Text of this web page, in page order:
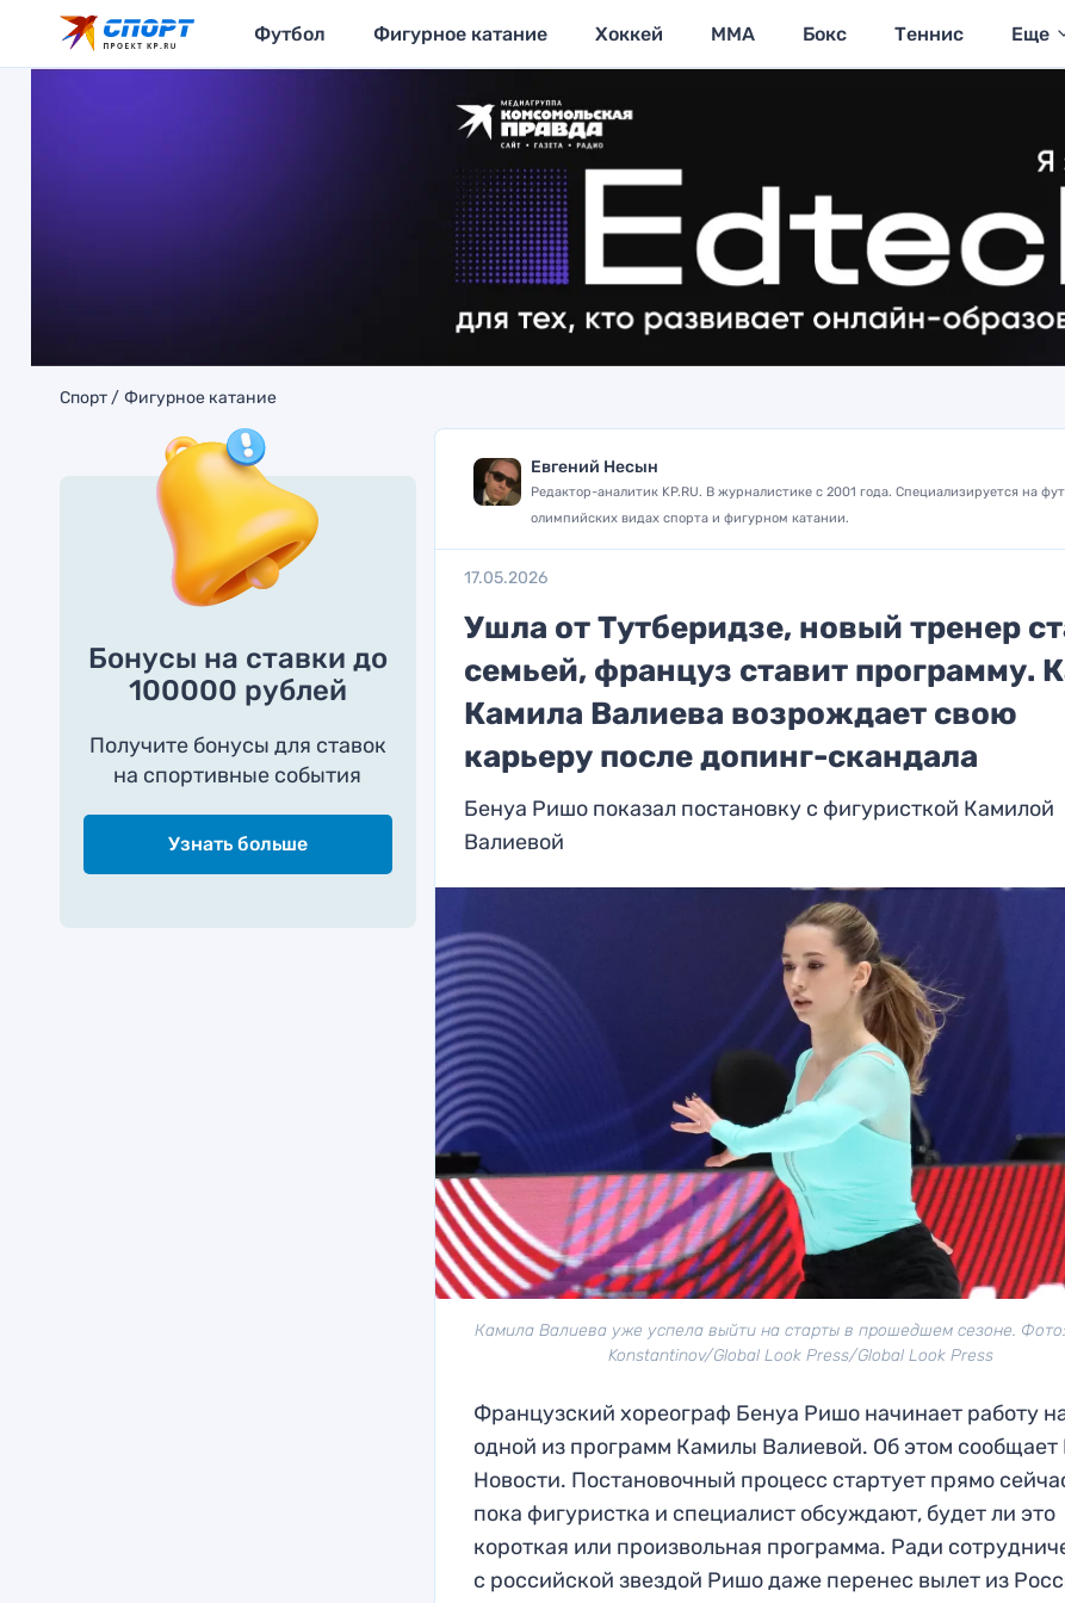
Футбол Фигурное катание Хоккей MMA Бокс Теннис Еще
Спорт Фигурное катание
Бонусы на ставки до
100000 рублей
Получите бонусы для ставок
на спортивные события
Узнать больше
Евгений Несын
Редактор-аналитик KP.RU. В журналистике с 2001 года. Специализируется на
олимпийских видах спорта и фигурном катании.
17.05.2026
Ушла от Тутберидзе, новый тренер
семьей, француз ставит программу.
Камила Валиева возрождает свою
карьеру после допинг-скандала
Бенуа Ришо показал постановку с фигуристкой Камилой
Валиевой
Камила Валиева уже успела выйти на старты в прошедшем сезоне.
Konstantinov/Global Look Press/Global Look Press
Французский хореограф Бенуа Ришо начинает работу
одной из программ Камилы Валиевой. Об этом
Новости. Постановочный процесс стартует прямо
пока фигуристка и специалист обсуждают, будет ли это
короткая или произвольная программа. Ради
с российской звездой Ришо даже перенес вылет из